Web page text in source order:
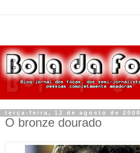
terça-feira, 12 de agosto de 2008
O bronze dourado